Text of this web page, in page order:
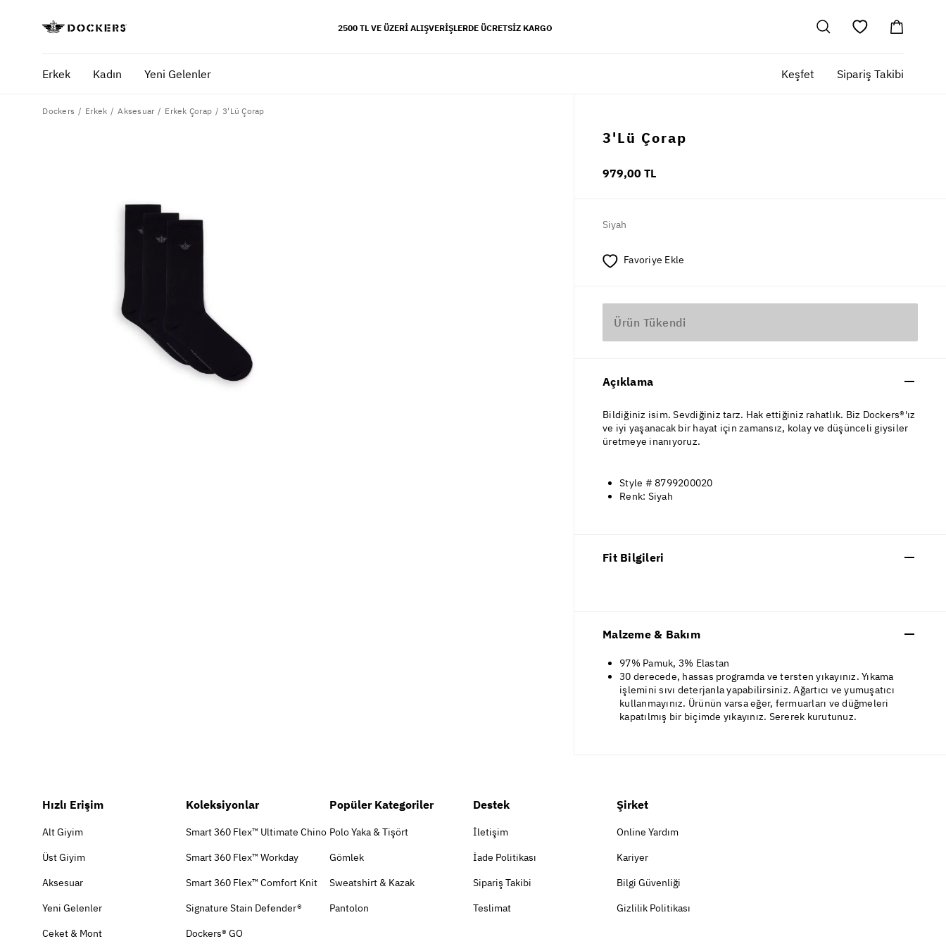
2500 TL VE ÜZERI ALIŞVERIŞLERDE ÜCRETSIZ KARGO
Erkek Kadın Yeni Gelenler Keşfet Sipariş Takibi
ultimate chino pantolon
ona özel - erkek
Dockers Erkek Aksesuar Erkek Çorap 3'Lü Çorap
3'Lü Çorap
979,00 TL
Siyah
Favoriye Ekle
Ürün Tükendi
Açıklama
Bildiğiniz isim. Sevdiğiniz tarz. Hak ettiğiniz rahatlık. Biz Dockers®'ız
ve iyi yaşanacak bir hayat için zamansız, kolay ve düşünceli giysiler
üretmeye inanıyoruz.
Style # 8799200020
Renk: Siyah
Fit Bilgileri
Malzeme & Bakım
97% Pamuk, 3% Elastan
30 derecede, hassas programda ve tersten yıkayınız. Yıkama
işlemini sıvı deterjanla yapabilirsiniz. Ağartıcı ve yumuşatıcı
kullanmayınız. Ürünün varsa eğer, fermuarları ve düğmeleri
kapatılmış bir biçimde yıkayınız. Sererek kurutunuz.
Hızlı Erişim
Alt Giyim
Üst Giyim
Aksesuar
Yeni Gelenler
Ceket & Mont
Koleksiyonlar
Smart 360 Flex™ Ultimate Chino
Smart 360 Flex™ Workday
Smart 360 Flex™ Comfort Knit
Signature Stain Defender®
Dockers® GO
Popüler Kategoriler
Polo Yaka & Tişört
Gömlek
Sweatshirt & Kazak
Pantolon
Destek
İletişim
İade Politikası
Sipariş Takibi
Teslimat
Şirket
Online Yardım
Kariyer
Bilgi Güvenliği
Gizlilik Politikası